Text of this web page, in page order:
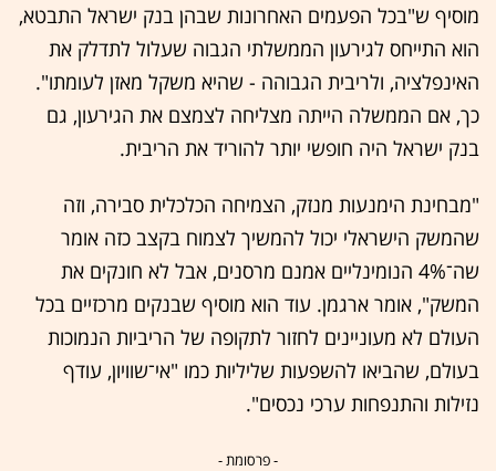
מוסיף ש"בכל הפעמים האחרונות שבהן בנק ישראל התבטא,
הוא התייחס לגירעון הממשלתי הגבוה שעלול לתדלק את
האינפלציה, ולריבית הגבוהה - שהיא משקל מאזן לעומתו".
כך, אם הממשלה הייתה מצליחה לצמצם את הגירעון, גם
בנק ישראל היה חופשי יותר להוריד את הריבית.
"מבחינת הימנעות מנזק, הצמיחה הכלכלית סבירה, וזה
שהמשק הישראלי יכול להמשיך לצמוח בקצב כזה אומר
שה־4% הנומינליים אמנם מרסנים, אבל לא חונקים את
המשק", אומר ארגמן. עוד הוא מוסיף שבנקים מרכזיים בכל
העולם לא מעוניינים לחזור לתקופה של הריביות הנמוכות
בעולם, שהביאו להשפעות שליליות כמו "אי־שוויון, עודף
נזילות והתנפחות ערכי נכסים".
- פרסומת -